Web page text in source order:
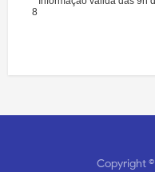
Copyright ©